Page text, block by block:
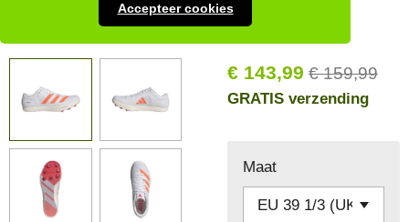
Accepteer cookies
€ 143,99 € 159,99
GRATIS verzending
Maat